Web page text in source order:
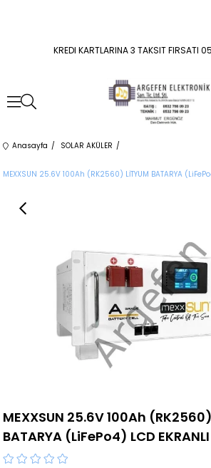
KREDI KARTLARINA 3 TAKSIT FIRSATI
Anasayfa SOLAR AKÜLER
MEXXSUN 25.6V 100Ah (RK2560) LİTYUM BATARYA
MEXXSUN 25.6V 100Ah
BATARYA (LiFePo4) LCD EKRANLI